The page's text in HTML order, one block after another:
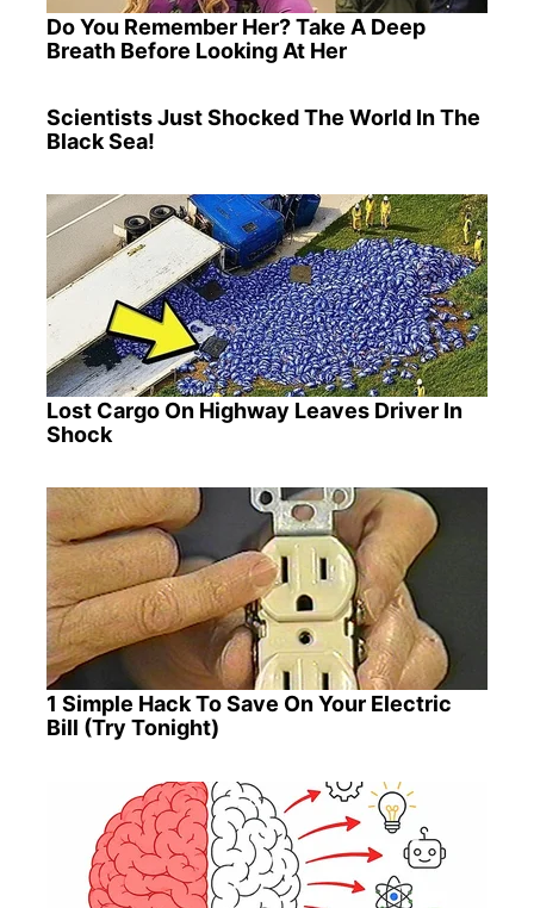
Do You Remember Her? Take A Deep
Breath Before Looking At Her
Scientists Just Shocked The World In The
Black Sea!
Lost Cargo On Highway Leaves Driver In
Shock
1 Simple Hack To Save On Your Electric
Bill (Try Tonight)